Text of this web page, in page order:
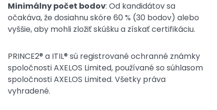
Minimálny počet bodov: Od kandidátov sa
očakáva, že dosiahnu skóre 60 % (30 bodov) alebo
vyššie, aby mohli zložiť skúšku a získať certifikáciu.
PRINCE2® a ITIL® sú registrované ochranné známky
spoločnosti AXELOS Limited, používané so súhlasom
spoločnosti AXELOS Limited. Všetky práva
vyhradené.